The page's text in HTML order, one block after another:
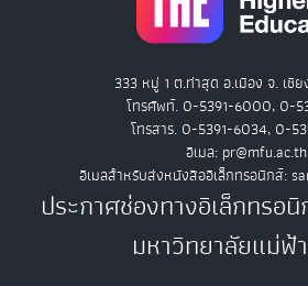
333 หมู่ 1 ต.ท่าสุด อ.เมือง จ. เชี
โทรศัพท์. 0-5391-6000, 0-
โทรสาร. 0-5391-6034, 0-
อีเมล: pr@mfu.ac.th
อีเมลสำหรับส่งหนังสืออิเล็กทรอนิกส์:
ประกาศช่องทางอิเล็กทรอ
มหาวิทยาลัยแม่ฟ้